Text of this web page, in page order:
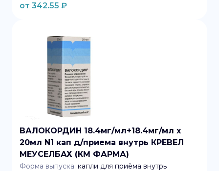
от 342.55 ₽
ВАЛОКОРДИН 18.4мг/мл+18.4мг/мл x
20мл N1 кап д/приема внутрь КРЕВЕЛ
МЕУСЕЛБАХ (КМ ФАРМА)
Форма выпуска: капли для приёма внутрь